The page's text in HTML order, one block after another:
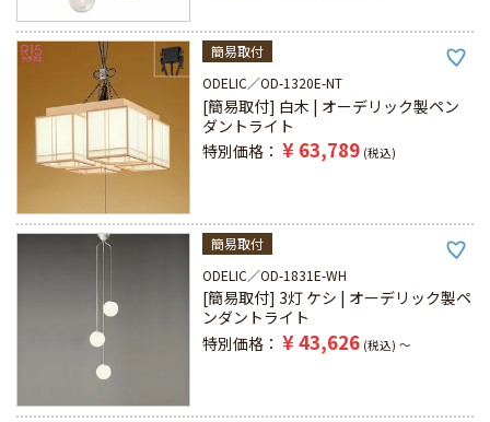
簡易取付
ODELIC
OD-1320E-NT
[簡易取付] 白木 | オーデリック製ペン
ダントライト
特別価格
¥ 63,789 税込
簡易取付
ODELIC
OD-1831E-WH
[簡易取付] 3灯 ケシ | オーデリック製ペ
ンダントライト
特別価格
¥43,626 税込 〜